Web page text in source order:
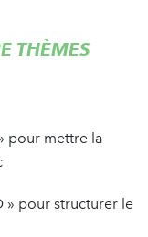
THÈMES
pour mettre la
» pour structurer le